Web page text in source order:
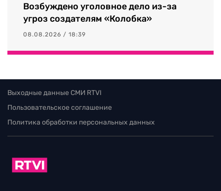
Возбуждено уголовное дело из-за
угроз создателям «Колобка»
08.08.2026 / 18:39
Выходные данные СМИ RTVI
Пользовательское соглашение
Политика обработки персональных данных